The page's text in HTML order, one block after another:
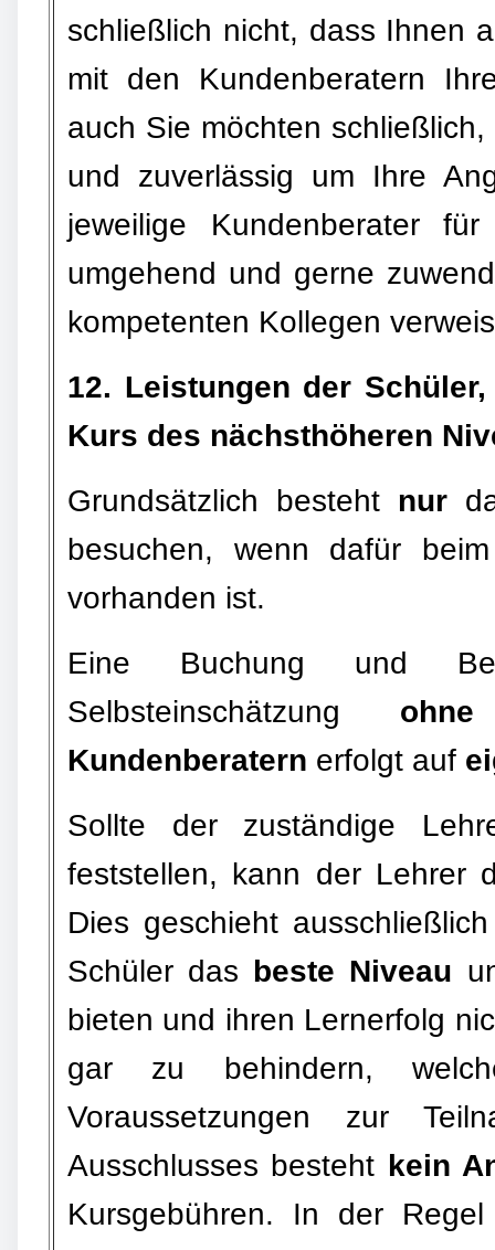
schließlich nicht, dass Ihnen
mit den Kundenberatern
auch Sie möchten
und zuverlässig um Ihre
jeweilige Kundenberater
umgehend und gerne
kompetenten Kollegen
12. Leistungen der
Kurs des nächsthöheren
Grundsätzlich besteht nur
besuchen, wenn dafür
vorhanden ist.
Eine Buchung und
Selbsteinschätzung
Kundenberatern erfolgt auf
Sollte der zuständige
feststellen, kann der Lehrer
Dies geschieht
Schüler das beste Niveau
bieten und ihren Lernerfolg
gar zu behindern,
Voraussetzungen zur
Ausschlusses besteht kein
Kursgebühren. In der